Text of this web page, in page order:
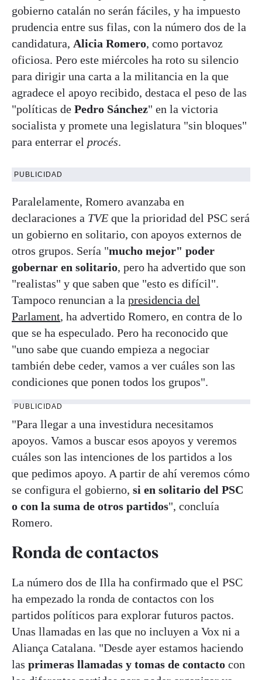
gobierno catalán no serán fáciles, y ha impuesto
prudencia entre sus filas, con la número dos de la
candidatura, Alicia Romero, como portavoz
oficiosa. Pero este miércoles ha roto su silencio
para dirigir una carta a la militancia en la que
agradece el apoyo recibido, destaca el peso de las
"políticas de Pedro Sánchez" en la victoria
socialista y promete una legislatura "sin bloques"
para enterrar el procés.
PUBLICIDAD
Paralelamente, Romero avanzaba en
declaraciones a TVE que la prioridad del PSC será
un gobierno en solitario, con apoyos externos de
otros grupos. Sería "mucho mejor" poder
gobernar en solitario, pero ha advertido que son
"realistas" y que saben que "esto es difícil".
Tampoco renuncian a la presidencia del
Parlament, ha advertido Romero, en contra de lo
que se ha especulado. Pero ha reconocido que
"uno sabe que cuando empieza a negociar
también debe ceder, vamos a ver cuáles son las
condiciones que ponen todos los grupos".
PUBLICIDAD
"Para llegar a una investidura necesitamos
apoyos. Vamos a buscar esos apoyos y veremos
cuáles son las intenciones de los partidos a los
que pedimos apoyo. A partir de ahí veremos cómo
se configura el gobierno, si en solitario del PSC
o con la suma de otros partidos", concluía
Romero.
Ronda de contactos
La número dos de Illa ha confirmado que el PSC
ha empezado la ronda de contactos con los
partidos políticos para explorar futuros pactos.
Unas llamadas en las que no incluyen a Vox ni a
Aliança Catalana. "Desde ayer estamos haciendo
las primeras llamadas y tomas de contacto con